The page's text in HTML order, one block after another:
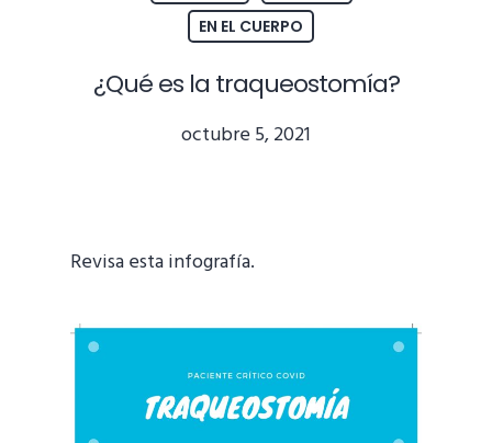
EN EL CUERPO
¿Qué es la traqueostomía?
octubre 5, 2021
Revisa esta infografía.